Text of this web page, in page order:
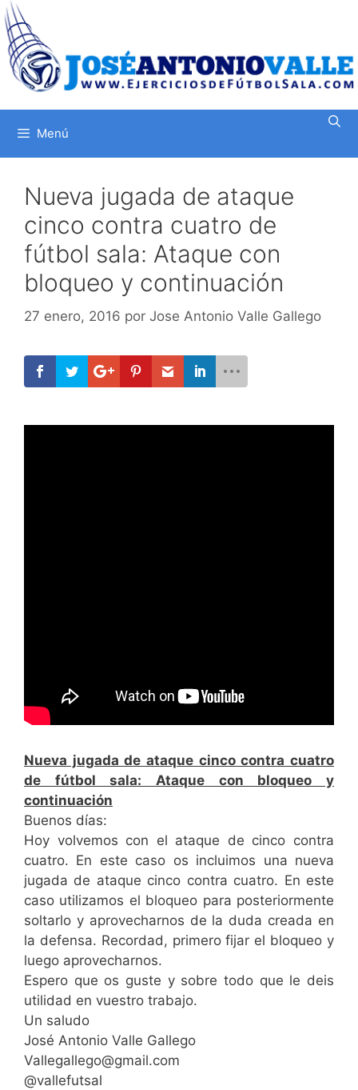
Saltar
al
contenido
Menú
Nueva jugada de ataque
cinco contra cuatro de
fútbol sala: Ataque con
bloqueo y continuación
27 enero, 2016 por Jose Antonio Valle Gallego
Nueva jugada de ataque cinco contra cuatro
de fútbol sala: Ataque con bloqueo y
continuación
Buenos días:
Hoy volvemos con el ataque de cinco contra
cuatro. En este caso os incluimos una nueva
jugada de ataque cinco contra cuatro. En este
caso utilizamos el bloqueo para posteriormente
soltarlo y aprovecharnos de la duda creada en
la defensa. Recordad, primero fijar el bloqueo y
luego aprovecharnos.
Espero que os guste y sobre todo que le deis
utilidad en vuestro trabajo.
Un saludo
José Antonio Valle Gallego
Vallegallego@gmail.com
@vallefutsal